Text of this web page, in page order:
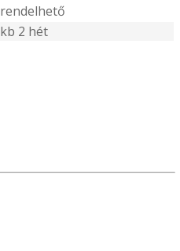
rendelhető
kb 2 hét